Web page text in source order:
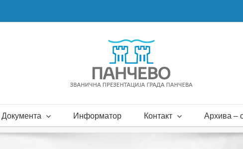
Документа Информатор Контакт Архива –